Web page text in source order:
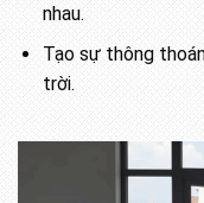
nhau.
Tạo sự thông
trời.